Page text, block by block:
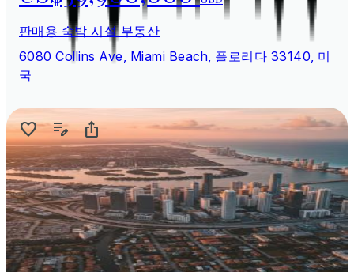
판매용 숙박 시설 부동산
6080 Collins Ave, Miami Beach, 플로리다 33140, 미
국